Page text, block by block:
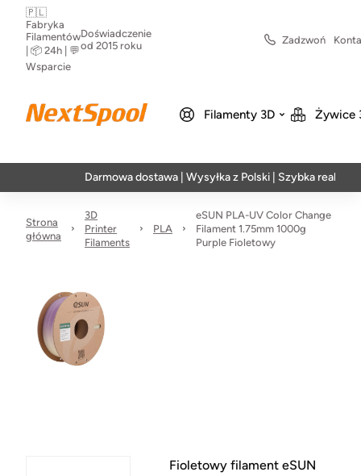
🇵🇱
Fabryka
Filamentów
| 📦 24h | 💬
Wsparcie
Doświadczenie
od 2015 roku
Zadzwoń
Filamenty 3D Żywice
Darmowa dostawa | Wysyłka z Polski | Szybka realizacja w 24h
Strona
główna
3D
Printer
Filaments
PLA
eSUN PLA-UV Color Change
Filament 1.75mm 1000g
Purple Fioletowy
Fioletowy filament eSUN